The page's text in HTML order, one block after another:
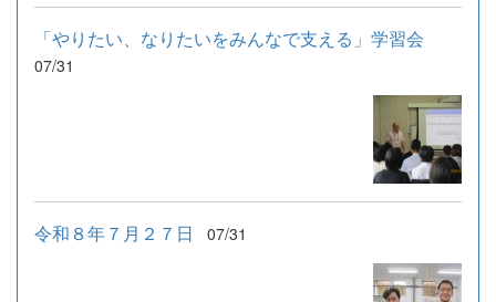
「やりたい、なりたいをみんなで支える」学習会
07/31
令和８年７月２７日 07/31